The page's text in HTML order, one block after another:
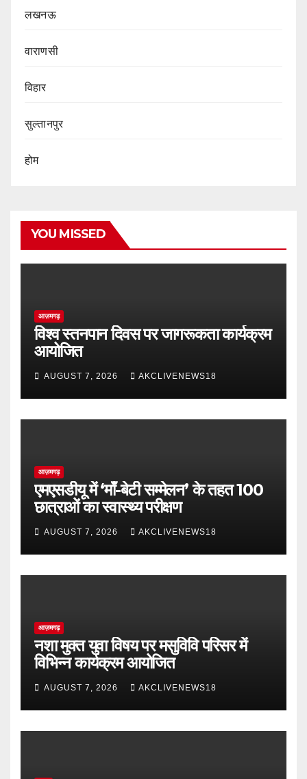
लखनऊ
वाराणसी
विहार
सुल्तानपुर
होम
YOU MISSED
आज़मगढ़
विश्व स्तनपान दिवस पर जागरूकता कार्यक्रम
आयोजित
AUGUST 7, 2026 AKCLIVENEWS18
आज़मगढ़
एमएसडीयू में ‘माँ-बेटी सम्मेलन’ के तहत 100
छात्राओं का स्वास्थ्य परीक्षण
AUGUST 7, 2026 AKCLIVENEWS18
आज़मगढ़
नशा मुक्त युवा विषय पर मसुविवि परिसर में
विभिन्न कार्यक्रम आयोजित
AUGUST 7, 2026 AKCLIVENEWS18